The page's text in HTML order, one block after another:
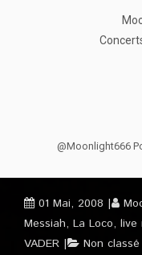
@Moonlight666
01 Mai, 2008
Messiah, La Loco, live
VADER
Non classé